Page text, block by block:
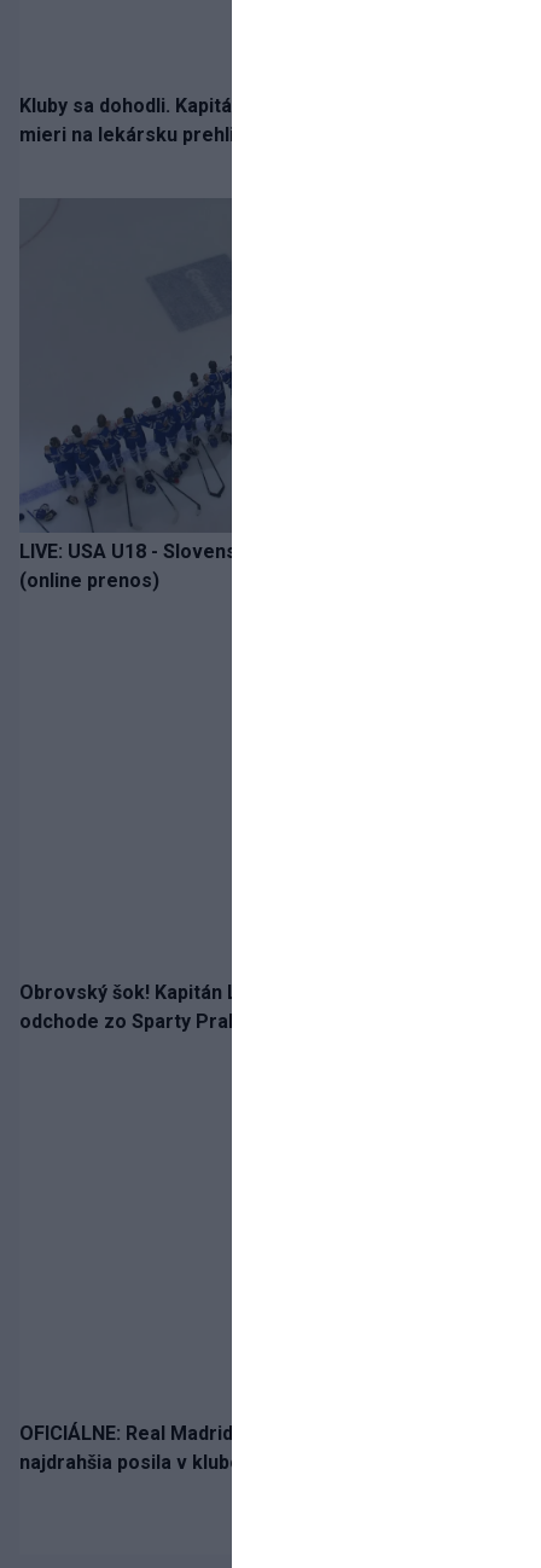
Kluby sa dohodli. Kapitán Sparty Praha Lukáš Haraslín
mieri na lekársku prehliadku
LIVE: USA U18 - Slovensko U18 / Hlinka-Gretzky Cup
(online prenos)
Obrovský šok! Kapitán Lukáš Haraslín je údajne na
odchode zo Sparty Praha
OFICIÁLNE: Real Madrid rozbil bank. Z Lipska prichádza
najdrahšia posila v klubovej histórii